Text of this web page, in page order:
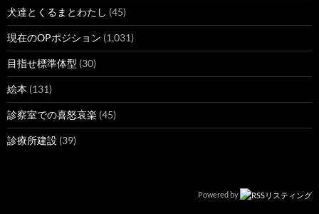
犬達とくるまとわたし (45)
現在のOPポジション (1,031)
目指せ標準体型 (30)
絵本 (131)
診察室での喜怒哀楽 (45)
診療所建設 (39)
Powered by